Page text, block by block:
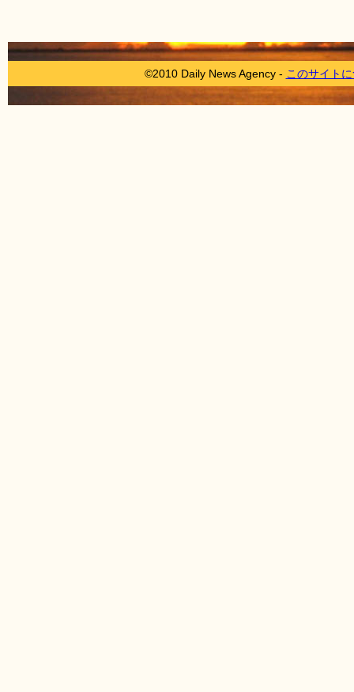
©2010 Daily News Agency - このサイト